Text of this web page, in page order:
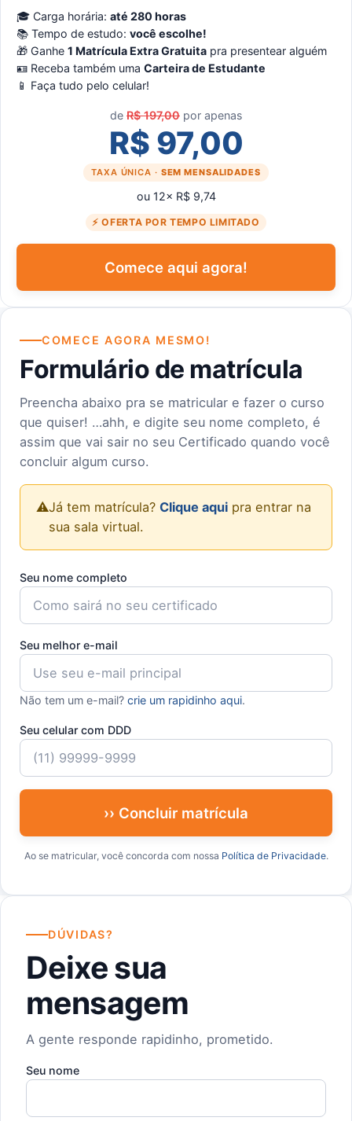
🎓 Carga horária: até 280 horas
📚 Tempo de estudo: você escolhe!
🎁 Ganhe 1 Matrícula Extra Gratuita pra presentear alguém
🪪 Receba também uma Carteira de Estudante
📱 Faça tudo pelo celular!
de R$ 197,00 por apenas
R$ 97,00
TAXA ÚNICA · SEM MENSALIDADES
ou 12× R$ 9,74
⚡ OFERTA POR TEMPO LIMITADO
Comece aqui agora!
COMECE AGORA MESMO!
Formulário de matrícula
Preencha abaixo pra se matricular e fazer o curso
que quiser! …ahh, e digite seu nome completo, é
assim que vai sair no seu Certificado quando você
concluir algum curso.
⚠️Já tem matrícula? Clique aqui pra entrar na
sua sala virtual.
Seu nome completo
Seu melhor e-mail
Não tem um e-mail? crie um rapidinho aqui.
Seu celular com DDD
›› Concluir matrícula
Ao se matricular, você concorda com nossa Política de Privacidade.
DÚVIDAS?
Deixe sua
mensagem
A gente responde rapidinho, prometido.
Seu nome